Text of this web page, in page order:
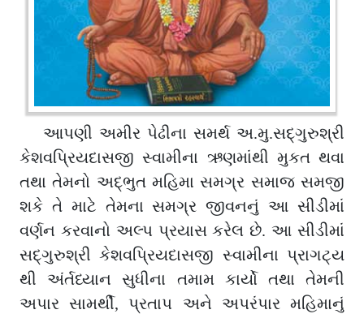
આપણી અમીર પેઢીના સમર્થ અ.મુ.સદ્ગુરુશ્રી
કેશવપ્રિયદાસજી સ્વામીના ઋણમાંથી મુકત થવા
તથા તેમનો અદ્ભુત મહિમા સમગ્ર સમાજ સમજી
શકે તે માટે તેમના સમગ્ર જીવનનું આ સીડીમાં
વર્ણન કરવાનો અલ્પ પ્રયાસ કરેલ છે. આ સીડીમાં
સદ્ગુરુશ્રી કેશવપ્રિયદાસજી સ્વામીના પ્રાગટ્ય
થી અંર્તધ્યાન સુધીના તમામ કાર્યો તથા તેમની
અપાર સામર્થી, પ્રતાપ અને અપરંપાર મહિમાનું